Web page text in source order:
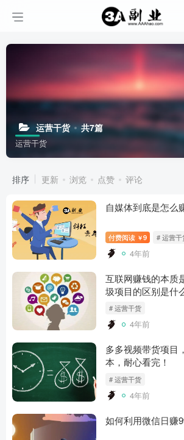
运营干货 共7篇
运营干货
排序 更新 浏览 点赞 评论
自媒体到底是怎么
付费阅读 ￥9 # 运营干
4年前
互联网赚钱的本质
圾项目的区别是什
# 运营干货
4年前
多多视频带货项目
本，耐心看完！
# 运营干货
4年前
如何利用微信日赚